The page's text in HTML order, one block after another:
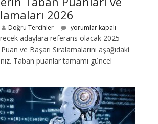
2026
Doğru Tercihler yorumlar kapalı
adaylara referans olacak 2025
ve Başarı Sıralamalarını aşağıdaki
Taban puanlar tamamı güncel